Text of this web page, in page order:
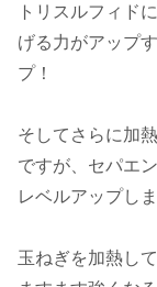
トリスルフィド
げる力がアップ
プ！
そしてさらに加
ですが、セパエ
レベルアップしま
玉ねぎを加熱し